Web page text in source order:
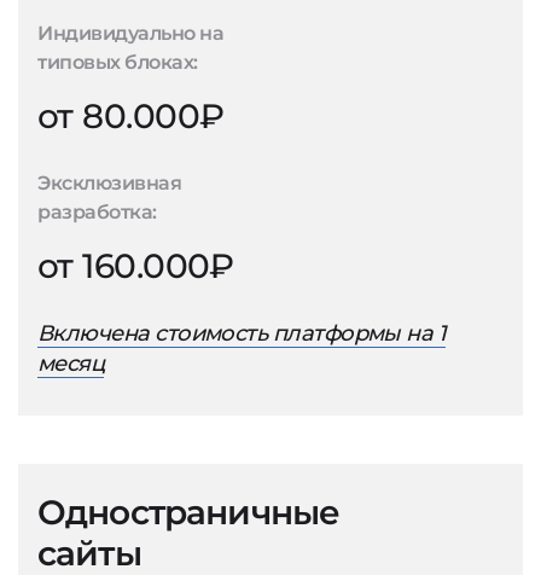
Индивидуально на
типовых блоках:
от 80.000₽
Эксклюзивная
разработка:
от 160.000₽
Включена стоимость платформы на 1
месяц
Одностраничные
сайты